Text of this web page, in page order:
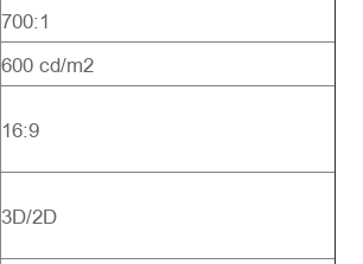
700:1
600 cd/m2
16:9
3D/2D